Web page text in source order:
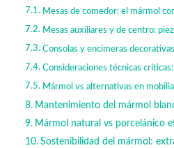
Mesas de comedor: el mármol
Mesas auxiliares y de centro:
Consolas y encimeras
Consideraciones técnicas
Mármol vs alternativas en
Mantenimiento del mármol
Mármol natural vs porcelánico
Sostenibilidad del mármol: